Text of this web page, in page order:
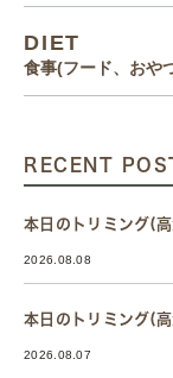
DIET
食事(フード、おや
RECENT
本日のトリミング(
2026.08.08
本日のトリミング(
2026.08.07